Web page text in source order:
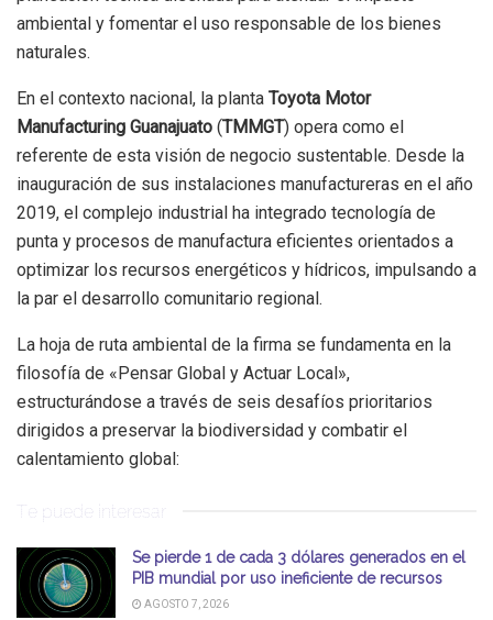
ambiental y fomentar el uso responsable de los bienes
naturales.
En el contexto nacional, la planta Toyota Motor
Manufacturing Guanajuato (TMMGT) opera como el
referente de esta visión de negocio sustentable. Desde la
inauguración de sus instalaciones manufactureras en el año
2019, el complejo industrial ha integrado tecnología de
punta y procesos de manufactura eficientes orientados a
optimizar los recursos energéticos y hídricos, impulsando a
la par el desarrollo comunitario regional.
La hoja de ruta ambiental de la firma se fundamenta en la
filosofía de «Pensar Global y Actuar Local»,
estructurándose a través de seis desafíos prioritarios
dirigidos a preservar la biodiversidad y combatir el
calentamiento global:
Te puede interesar
Se pierde 1 de cada 3 dólares generados en el
PIB mundial por uso ineficiente de recursos
AGOSTO 7, 2026